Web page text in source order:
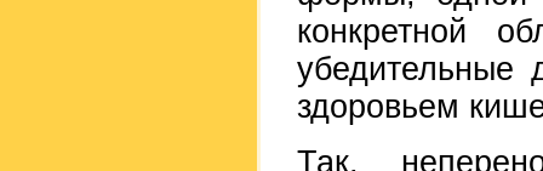
конкретной
убедительные
здоровьем
Так,